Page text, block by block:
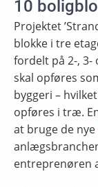
10
Projektet
blokke i tre
fordelt på 2-, 3-
skal opføres
byggeri –
opføres i træ.
at bruge de nye
entreprenøren